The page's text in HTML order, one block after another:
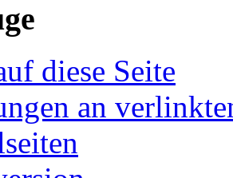
diese Seite
an